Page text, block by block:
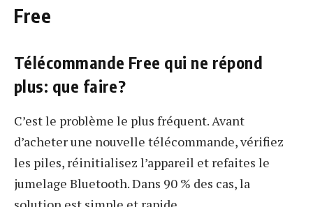
Free
Télécommande Free qui ne répond
plus: que faire?
C’est le problème le plus fréquent. Avant
d’acheter une nouvelle télécommande, vérifiez
les piles, réinitialisez l’appareil et refaites le
jumelage Bluetooth. Dans 90 % des cas, la